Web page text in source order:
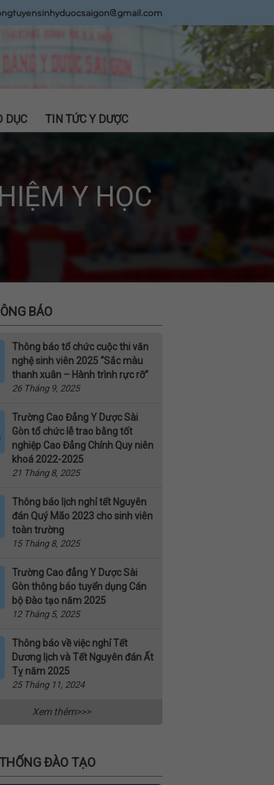
DỤC TIN TỨC Y DƯỢC
Y HỌC
BÁO
Thông báo tổ chức cuộc thi văn
nghệ sinh viên 2025 “Sắc màu
thanh xuân – Hành trình rực rỡ”
26 Tháng 9, 2025
Trường Cao Đẳng Y Dược Sài
Gòn tổ chức lễ trao bằng tốt
nghiệp Cao Đẳng Chính Quy niên
khoá 2022-2025
21 Tháng 8, 2025
Thông báo lịch nghỉ tết Nguyên
đán Quý Mão 2023 cho sinh viên
toàn trường
15 Tháng 8, 2025
Trường Cao đẳng Y Dược Sài
Gòn thông báo tuyển dụng Cán
bộ Đào tạo năm 2025
12 Tháng 5, 2025
Thông báo về việc nghỉ Tết
Dương lịch và Tết Nguyên đán Ất
Tỵ năm 2025
25 Tháng 11, 2024
Xem thêm>>>
ĐÀO TẠO